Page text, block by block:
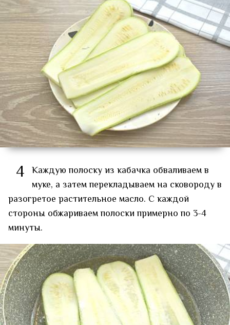
4 Каждую полоску из кабачка обваливаем в
муке, а затем перекладываем на сковороду в
разогретое растительное масло. С каждой
стороны обжариваем полоски примерно по 3-4
минуты.